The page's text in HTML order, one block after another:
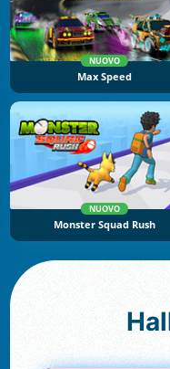
NUOVO
Max Speed
NUOVO
Monster Squad Rush